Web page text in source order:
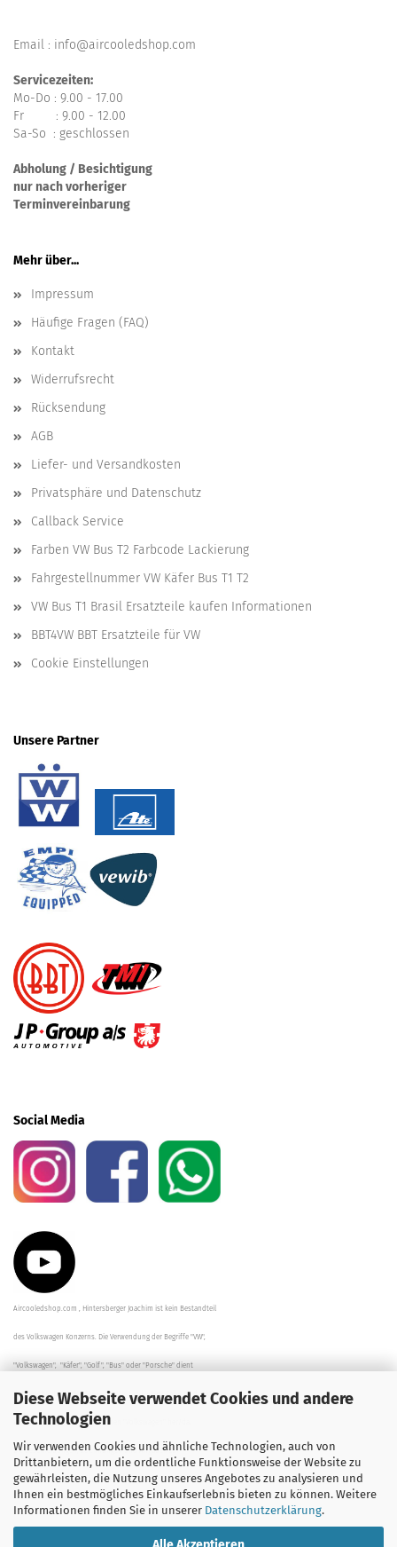
Diese Webseite verwendet Cookies und andere
Technologien
Wir verwenden Cookies und ähnliche Technologien, auch von
Drittanbietern, um die ordentliche Funktionsweise der Website zu
gewährleisten, die Nutzung unseres Angebotes zu analysieren und
Ihnen ein bestmögliches Einkaufserlebnis bieten zu können. Weitere
Informationen finden Sie in unserer Datenschutzerklärung.
Email : info@aircooledshop.com
Servicezeiten:
Mo-Do : 9.00 - 17.00
Fr : 9.00 - 12.00
Sa-So : geschlossen
Abholung / Besichtigung
nur nach vorheriger
Terminvereinbarung
Mehr über...
Impressum
Häufige Fragen (FAQ)
Kontakt
Widerrufsrecht
Rücksendung
AGB
Liefer- und Versandkosten
Privatsphäre und Datenschutz
Callback Service
Farben VW Bus T2 Farbcode Lackierung
Fahrgestellnummer VW Käfer Bus T1 T2
VW Bus T1 Brasil Ersatzteile kaufen Informationen
BBT4VW BBT Ersatzteile für VW
Cookie Einstellungen
Unsere Partner
Social Media
Aircooledshop.com , Hintersberger Joachim ist kein Bestandteil
des Volkswagen Konzerns. Die Verwendung der Begriffe "VW",
"Volkswagen", "Käfer", "Golf", "Bus" oder "Porsche" dient
der Beschreibung der Teile und stellt in keinem Fall eine direkte
Verbindung zu dem Unternehmen "Volkswagen" her/da.
Die Beschreibungen, Zeichnungen und Angaben zur
Verwendung sind sorgfältig überprüft worden.